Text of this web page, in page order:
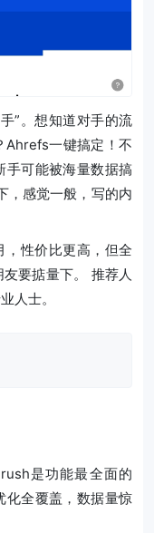
”。想知道对手的流
Ahrefs一键搞定！不
手可能被海量数据搞
，感觉一般，写的内
性价比更高，但全
要掂量下。
推荐人
人士。
是功能最全面的
化全覆盖，数据量惊